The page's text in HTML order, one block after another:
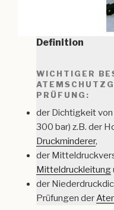
Definition
WICHTIGER
PRÜFUNG:
der Dichtigkeit
300 bar) z.B. der
Druckminderer,
der
Mitteldruckleitung
der
Prüfungen der